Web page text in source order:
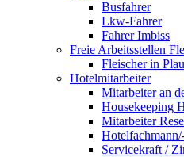
Busfahrer
Lkw-Fahrer
Fahrer Imbiss
Freie Arbeitsstellen
Fleischer in
Hotelmitarbeiter
Mitarbeiter an
Housekeeping
Mitarbeiter
Servicekraft /